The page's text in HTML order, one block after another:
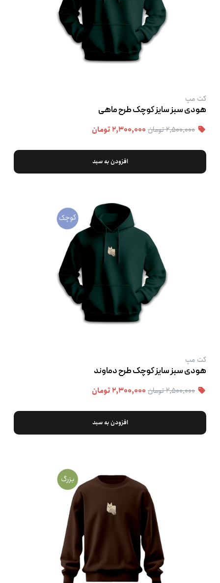
کت‌ مپ
هودی سبز سایز کوچک طرح ماهی
۲,۵۰۰,۰۰۰ تومان ۲,۳۰۰,۰۰۰ تومان
افزودن به سبد
کت‌ مپ
هودی سبز سایز کوچک طرح دماوند
۲,۵۰۰,۰۰۰ تومان ۲,۳۰۰,۰۰۰ تومان
افزودن به سبد